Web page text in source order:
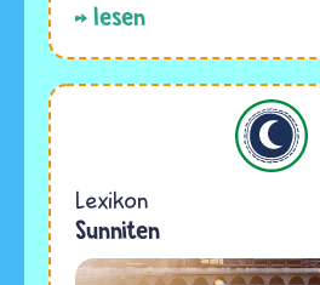
lesen
Lexikon
Sunniten